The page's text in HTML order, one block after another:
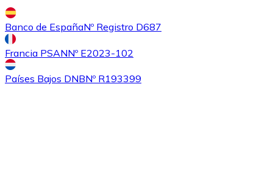
Comprar
ETC
Banco de EspañaNº Registro D687
Francia PSANNº E2023-102
Países Bajos DNBNº R193399